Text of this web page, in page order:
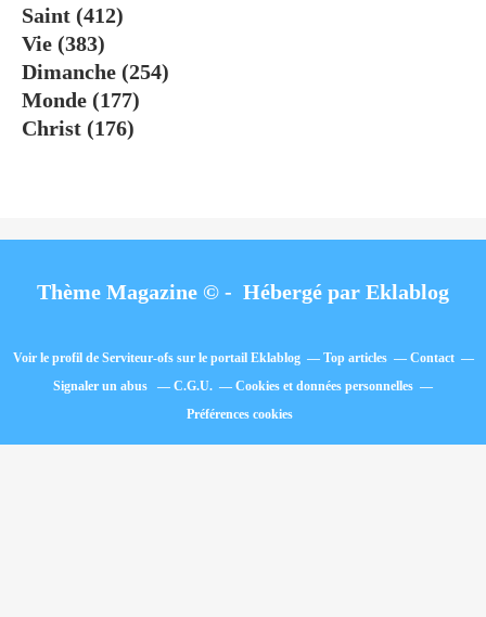
Saint (412)
Vie (383)
Dimanche (254)
Monde (177)
Christ (176)
Thème Magazine © - Hébergé par Eklablog
Voir le profil de Serviteur-ofssur le portail Eklablog Top articles
Contact
Signaler un abus
C.G.U.
Cookies et données personnelles
Préférences cookies